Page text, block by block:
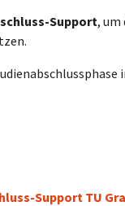
Support, um
Support TU